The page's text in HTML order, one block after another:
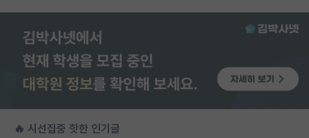
🔥 시선집중 핫한 인기글